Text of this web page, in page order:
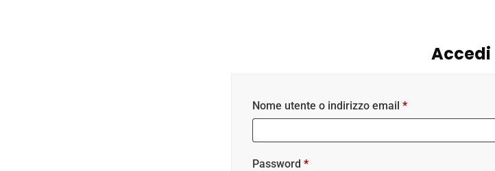
Accedi
Nome utente o indirizzo email *
Password *